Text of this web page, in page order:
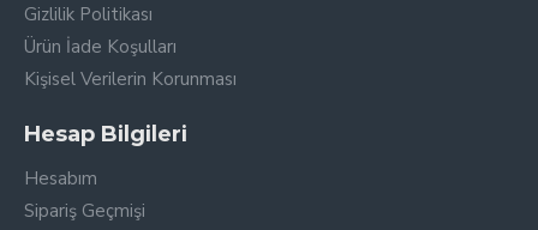
Gizlilik Politikası
Ürün İade Koşulları
Kişisel Verilerin Korunması
Hesap Bilgileri
Hesabım
Sipariş Geçmişi